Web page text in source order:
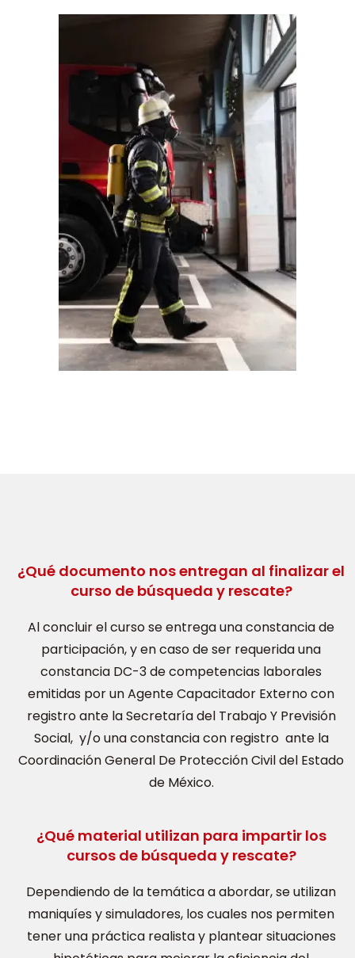
¿Qué documento nos entregan al finalizar el
curso de búsqueda y rescate?
Al concluir el curso se entrega una constancia de
participación, y en caso de ser requerida una
constancia DC-3 de competencias laborales
emitidas por un Agente Capacitador Externo con
registro ante la Secretaría del Trabajo Y Previsión
Social, y/o una constancia con registro ante la
Coordinación General De Protección Civil del Estado
de México.
¿Qué material utilizan para impartir los
cursos de búsqueda y rescate?
Dependiendo de la temática a abordar, se utilizan
maniquíes y simuladores, los cuales nos permiten
tener una práctica realista y plantear situaciones